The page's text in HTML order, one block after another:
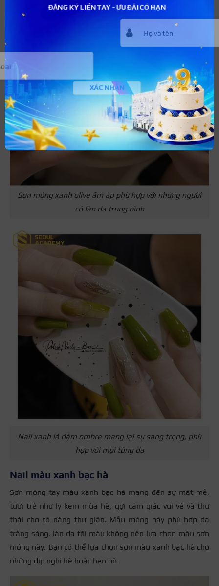
Sơn móng xanh olive ấm áp phù hợp với những người
có làn da trung bình
Nail xanh lá đậm ombre mang lại sự sang trọng, phù
hợp với mọi tông da
Nail màu xanh bạc hà
Sơn móng tay màu xanh bạc hà mang đến sự mát mẻ,
tươi trẻ như ly kem mùa hè, gợi cảm giác vui vẻ và thư
thái cho cô nàng thư giãn. Mẫu móng này phù hợp da
trắng sáng, làn da tối màu không nên lựa chọn màu sơn
móng này. Bạn có thể lựa chọn sơn màu xanh bạc hà cho
những dịp nghỉ hè hoặc hẹn hò.
ĐĂNG KÝ LIỀN TAY - ƯU ĐÃI CÓ HẠN
XÁC NHẬN